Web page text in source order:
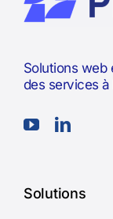
Solutions web
des services
Solutions